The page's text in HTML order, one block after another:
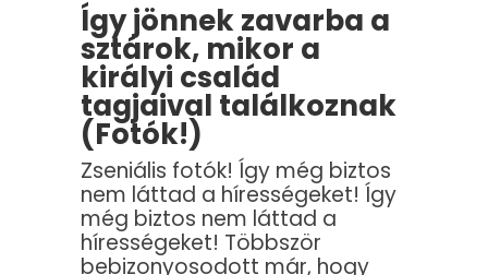
Így jönnek zavarba a
sztárok, mikor a
királyi család
tagjaival találkoznak
(Fotók!)
Zseniális fotók! Így még biztos
nem láttad a hírességeket! Így
még biztos nem láttad a
hírességeket! Többször
bebizonyosodott már, hogy